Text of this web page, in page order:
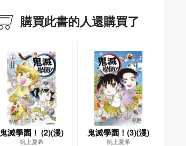
購買此書的人還購買了
鬼滅學園！ (2)(漫)
帆上夏希
鬼滅學園！(3)(漫)
帆上夏希